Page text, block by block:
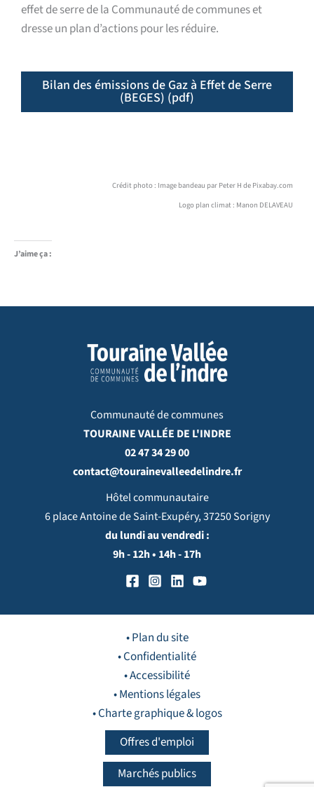
effet de serre de la Communauté de communes et
dresse un plan d’actions pour les réduire.
Bilan des émissions de Gaz à Effet de Serre
(BEGES) (pdf)
Crédit photo : Image bandeau par Peter H de Pixabay.com
Logo plan climat : Manon DELAVEAU
J’aime ça :
Communauté de communes
TOURAINE VALLÉE DE L'INDRE
02 47 34 29 00
contact@tourainevalleedelindre.fr
Hôtel communautaire
6 place Antoine de Saint-Exupéry, 37250 Sorigny
du lundi au vendredi :
9h - 12h • 14h - 17h
• Plan du site
• Confidentialité
• Accessibilité
• Mentions légales
• Charte graphique & logos
Offres d'emploi
Marchés publics